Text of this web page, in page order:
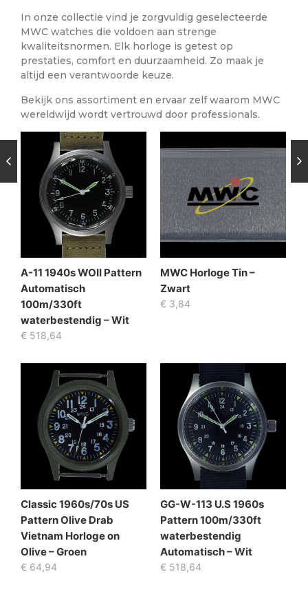
In onze collectie vind je zorgvuldig geselecteerde
MWC watches die voldoen aan strenge
kwaliteitsnormen. Elk horloge is getest op
prestaties, comfort en duurzaamheid. Zo maak je
altijd een verantwoorde keuze.
Bekijk ons assortiment en ervaar zelf waarom MWC
wereldwijd wordt vertrouwd door professionals.
A-11 1940s WOII Pattern
Automatisch
100m/330ft
waterbestendig – Wit
€ 518,64
MWC Horloge Tin –
Zwart
€ 3,84
Classic 1960s/70s US
Pattern Olive Drab
Vietnam Horloge on
Olive – Groen
€ 64,94
GG-W-113 U.S 1960s
Pattern 100m/330ft
waterbestendig
Automatisch – Wit
€ 518,64